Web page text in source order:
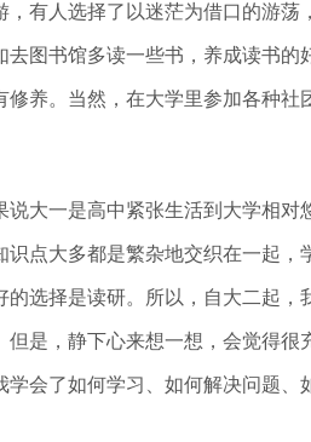
，有人选择了以迷茫为借口的游
去图书馆多读一些书，养成读书
修养。当然，在大学里参加各种
一是高中紧张生活到大学相对悠
识点大多都是繁杂地交织在一起
的选择是读研。所以，自大二起
但是，静下心来想一想，会觉得
学会了如何学习、如何解决问题